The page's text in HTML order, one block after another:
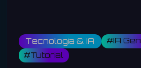
Tecnologia & IA
#IA
#Tutorial